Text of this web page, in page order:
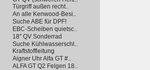
Türgriff außen recht..
An alle Kenwood-Besi..
Suche ABE für DPF!
EBC-Scheiben quietsc..
18" QV Sonderrad
Suche Kühlwasserschl..
Kraftstoffleitung
Aigner Uhr Alfa GT #..
ALFA GT Q2 Felgen 18..